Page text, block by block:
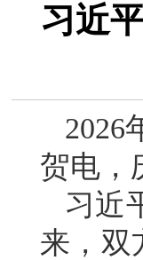
习近
2026
贺电，
习近
来，双